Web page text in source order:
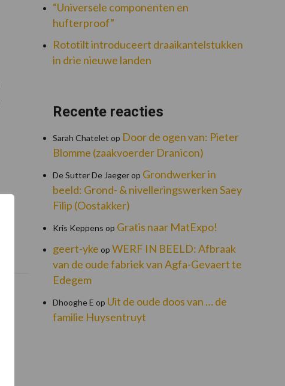
“Universele componenten en
hufterproof”
Rototilt introduceert draaikantelstukken
in drie nieuwe landen
Recente reacties
Sarah Chatelet op Door de ogen van: Pieter
Blomme (zaakvoerder Dranicon)
De Sutter De Jaegerop Grondwerker in
beeld: Grond- & nivelleringswerken Saey
Filip (Oostakker)
Kris Keppens op Gratis naar MatExpo!
geert-yke op WERF IN BEELD: Afbraak
van de oude fabriek van Agfa-Gevaert te
Edegem
Dhooghe E op Uit de oude doos van … de
familie Huysentruyt